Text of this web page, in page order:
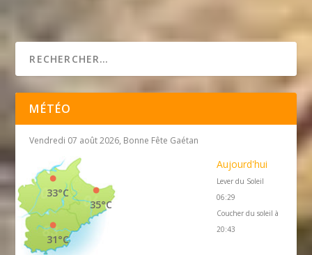
MÉTÉO
Vendredi 07 août 2026, Bonne Fête Gaétan
35°C
33°C
31°C
Aujourd'hui
Lever du Soleil
06:29
Coucher du soleil à
20:43